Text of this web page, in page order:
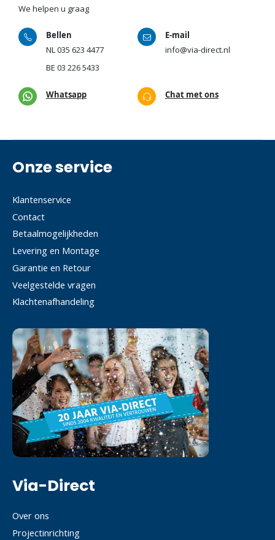
We helpen u graag
Bellen
NL035 623 4477
BE 03 226 5433
E-mail
info@via-direct.nl
Whatsapp Chat met ons
Onze service
Klantenservice
Contact
Betaalmogelijkheden
Levering en Montage
Garantie en Retour
Veelgestelde vragen
Klachtenafhandeling
Via-Direct
Over ons
Projectinrichting